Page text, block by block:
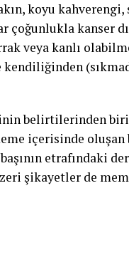
koyu kahverengi,
kanser
veya kanlı
kendiliğinden
belirtilerinden
içerisinde oluşan
etrafındaki
şikayetler de